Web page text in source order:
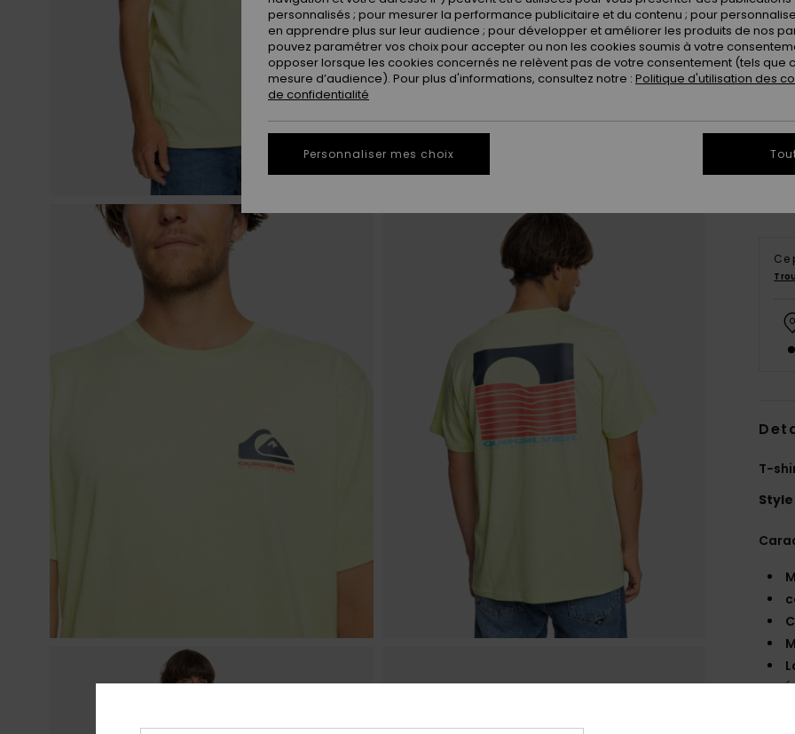
Ce
T-
Style
personnalisés ; pour mesurer la performance publicitaire et du contenu ; pour
en apprendre plus sur leur audience ; pour développer et améliorer les produits de nos
pouvez paramétrer vos choix pour accepter ou non les cookies soumis à votre
opposer lorsque les cookies concernés ne relèvent pas de votre consentement (tels que
mesure d’audience). Pour plus d'informations, consultez notre : Politique d'utilisation des
de confidentialité
Personnaliser mes choix